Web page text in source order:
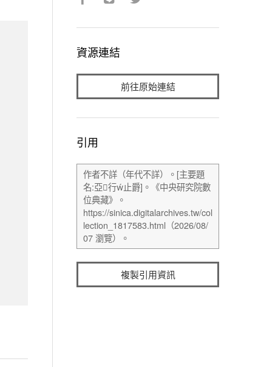
資源連結
前往原始連結
引用
複製引用資訊